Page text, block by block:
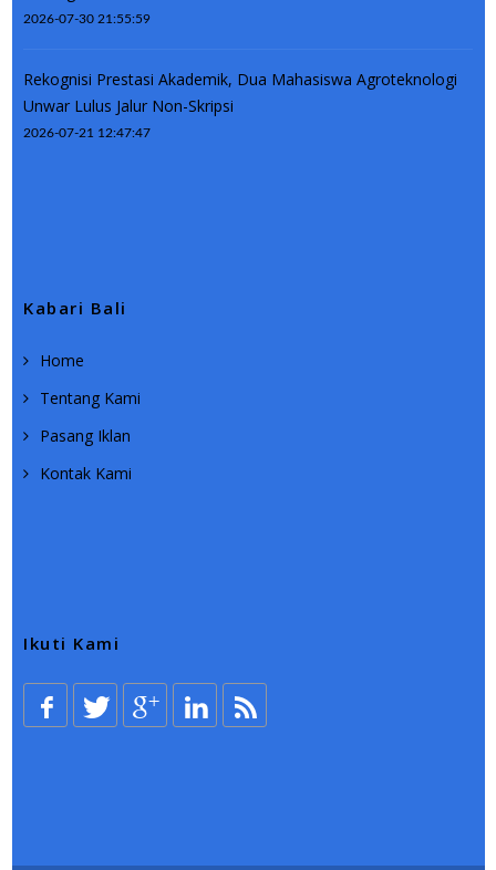
2026-07-30 21:55:59
Rekognisi Prestasi Akademik, Dua Mahasiswa Agroteknologi
Unwar Lulus Jalur Non-Skripsi
2026-07-21 12:47:47
Kabari Bali
Home
Tentang Kami
Pasang Iklan
Kontak Kami
Ikuti Kami